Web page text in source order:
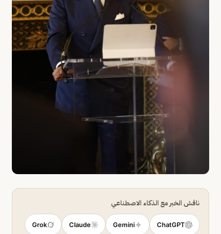
ناقش الخبر مع الذكاء الاصطناعي
ChatGPT
Gemini
Claude
Grok